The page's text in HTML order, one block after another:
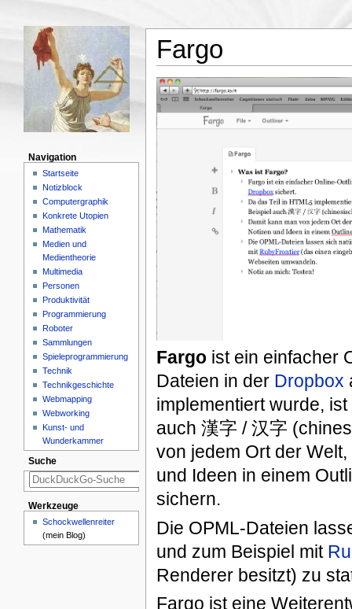
Fargo
Fargoist ein einfacher
Dateien in der Dropbox
implementiert wurde,
auch 漢字 / 汉字
von jedem Ort der
und Ideen in einem
sichern.
Die OPML-Dateien
und zum Beispiel mit
Renderer besitzt) zu
Fargo ist eine
Navigation
Startseite
Notizblock
Computergraphik
Konkrete Utopien
Mathematik
Medien und
Medientheorie
Multimedia
Personen
Produktivität
Programmierung
Roboter
Sammlungen
Spieleprogrammierung
Technik
Technikgeschichte
Webmapping
Webworking
Kunst- und
Wunderkammer
Suche
Werkzeuge
Schockwellenreiter
(mein Blog)